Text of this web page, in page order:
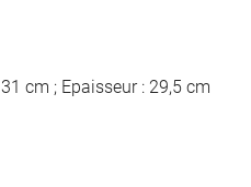
cm ; Epaisseur : 29,5 cm